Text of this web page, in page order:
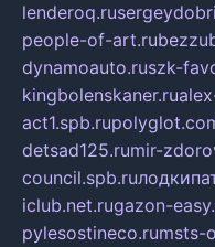
lenderoq.ru
people-of-art.ru
dynamoauto.ruszk-
kingbolenskaner.ru
act1.spb.ru
detsad125.rumir-
council.spb.ru
iclub.net.rugazon-
pylesostineco.rumsts-